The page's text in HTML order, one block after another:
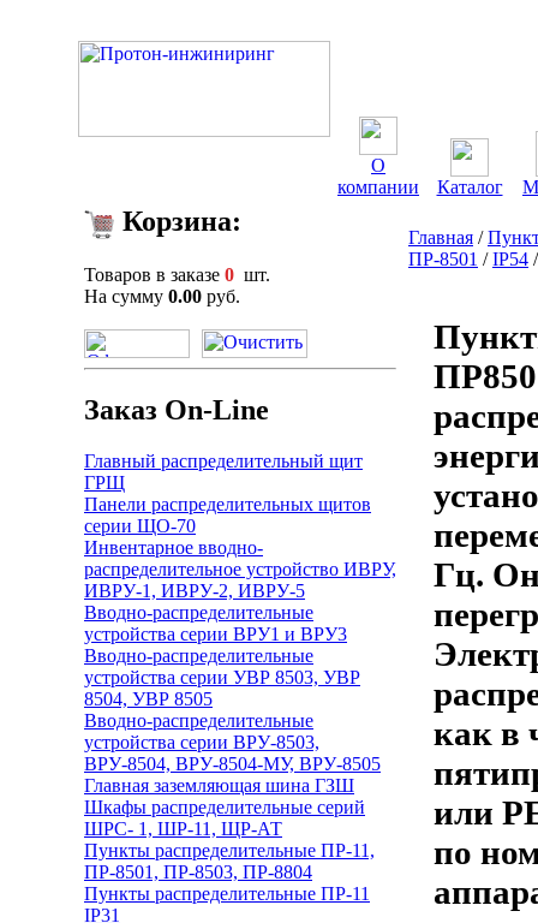
О
компании
Каталог
Корзина:
Товаров в заказе 0 шт.
На сумму 0.00 руб.
Заказ On-Line
Главный распределительный щит
ГРЩ
Панели распределительных щитов
серии ЩО-70
Инвентарное вводно-
распределительное устройство ИВРУ,
ИВРУ-1, ИВРУ-2, ИВРУ-5
Вводно-распределительные
устройства серии ВРУ1 и ВРУ3
Вводно-распределительные
устройства серии УВР 8503, УВР
8504, УВР 8505
Вводно-распределительные
устройства серии ВРУ-8503,
ВРУ-8504, ВРУ-8504-МУ, ВРУ-8505
Главная заземляющая шина ГЗШ
Шкафы распределительные серий
ШРС- 1, ШР-11, ЩР-АТ
Пункты распределительные ПР-11,
ПР-8501, ПР-8503, ПР-8804
Пункты распределительные ПР-11
IP31
Главная /
ПР-8501 /IP54
Гц.
как в
или
по